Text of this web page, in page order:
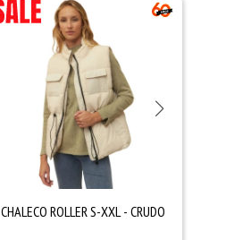
CHALECO ROLLER S-XXL - CRUDO